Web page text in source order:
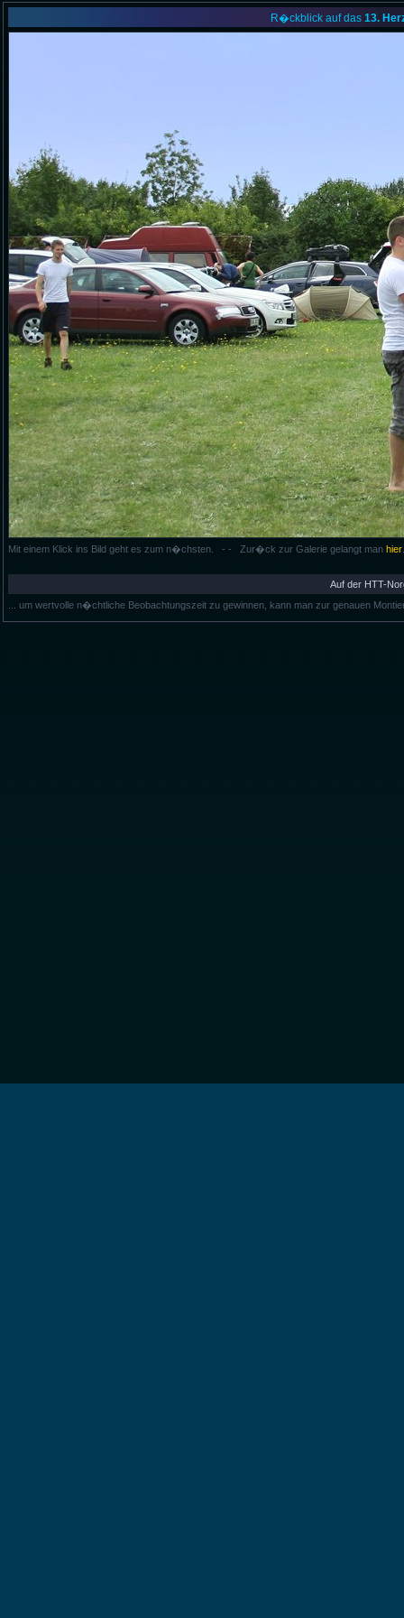
R�ckblick auf das 13.
Mit einem Klick ins Bild geht es zum n�chsten. - - Zur�ck zur Galerie gelangt man hier
Auf der HTT-
... um wertvolle n�chtliche Beobachtungszeit zu gewinnen, kann man zur genauen